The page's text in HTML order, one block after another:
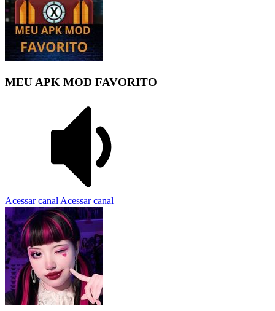
MEU APK MOD FAVORITO
Acessar canal Acessar canal